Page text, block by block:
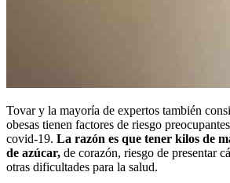
Tovar y la mayoría de expertos también
obesas tienen factores de riesgo
covid-19. La razón es que tener kilos de
de azúcar, de corazón, riesgo de presentar
otras dificultades para la salud.